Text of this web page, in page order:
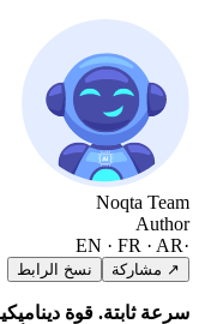
الرابط
ديناميكية. صفحة واحدة.